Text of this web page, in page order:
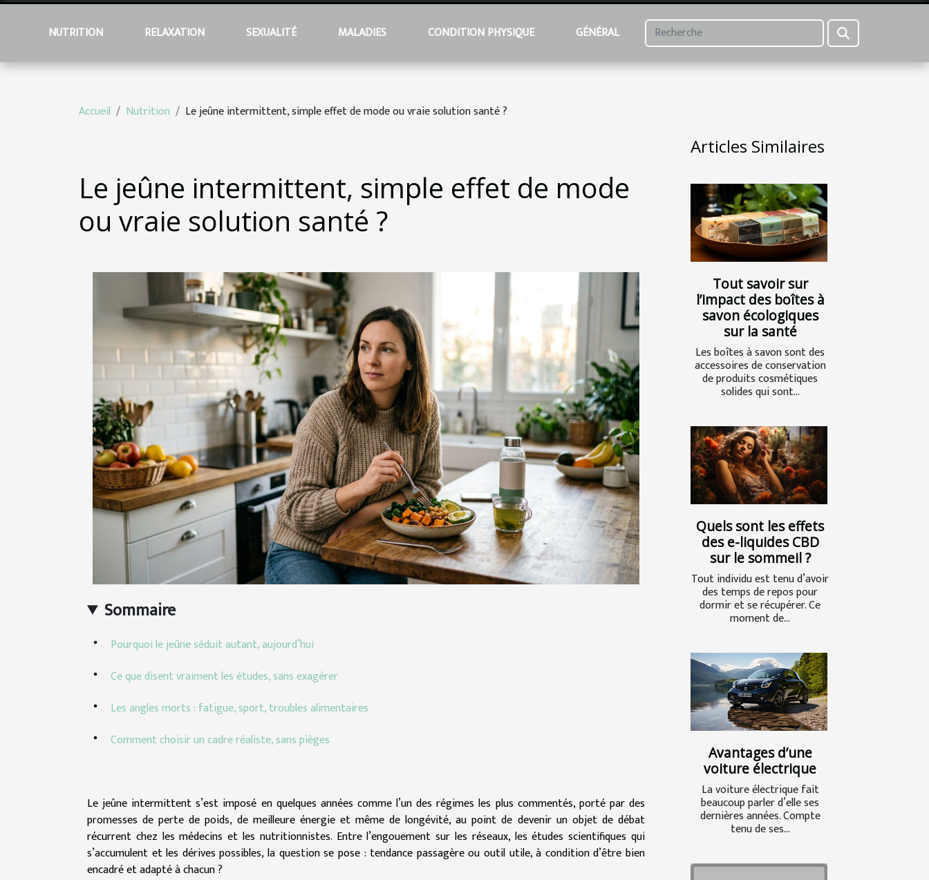
NUTRITION RELAXATION SEXUALITÉ MALADIES CONDITION PHYSIQUE GÉNÉRAL
Accueil Nutrition Le jeûne intermittent, simple effet de mode ou vraie solution santé ?
Le jeûne intermittent, simple effet de mode
ou vraie solution santé ?
Sommaire
Pourquoi le jeûne séduit autant, aujourd’hui
Ce que disent vraiment les études, sans exagérer
Les angles morts : fatigue, sport, troubles alimentaires
Comment choisir un cadre réaliste, sans pièges
Le jeûne intermittent s’est imposé en quelques années comme l’un des régimes les plus commentés, porté par des
promesses de perte de poids, de meilleure énergie et même de longévité, au point de devenir un objet de débat
récurrent chez les médecins et les nutritionnistes. Entre l’engouement sur les réseaux, les études scientifiques qui
s’accumulent et les dérives possibles, la question se pose : tendance passagère ou outil utile, à condition d’être bien
encadré et adapté à chacun ?
Articles Similaires
Tout savoir sur
l’impact des boîtes à
savon écologiques
sur la santé
Les boîtes à savon sont des
accessoires de conservation
de produits cosmétiques
solides qui sont...
Quels sont les effets
des e-liquides CBD
sur le sommeil ?
Tout individu est tenu d’avoir
des temps de repos pour
dormir et se récupérer. Ce
moment de...
Avantages d’une
voiture électrique
La voiture électrique fait
beaucoup parler d’elle ses
dernières années. Compte
tenu de ses...